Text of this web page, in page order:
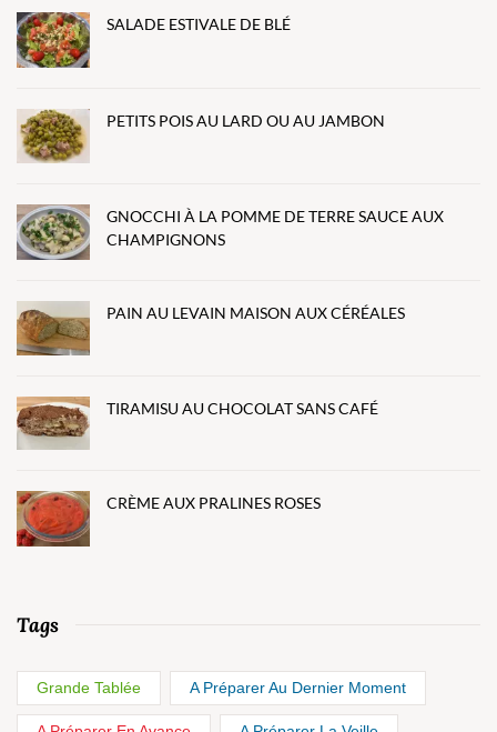
SALADE ESTIVALE DE BLÉ
PETITS POIS AU LARD OU AU JAMBON
GNOCCHI À LA POMME DE TERRE SAUCE AUX
CHAMPIGNONS
PAIN AU LEVAIN MAISON AUX CÉRÉALES
TIRAMISU AU CHOCOLAT SANS CAFÉ
CRÈME AUX PRALINES ROSES
Tags
Grande Tablée A Préparer Au Dernier Moment